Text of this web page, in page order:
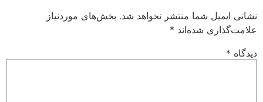
نشانی ایمیل شما منتشر نخواهد شد. بخش‌های موردنیاز
علامت‌گذاری شده‌اند *
دیدگاه *